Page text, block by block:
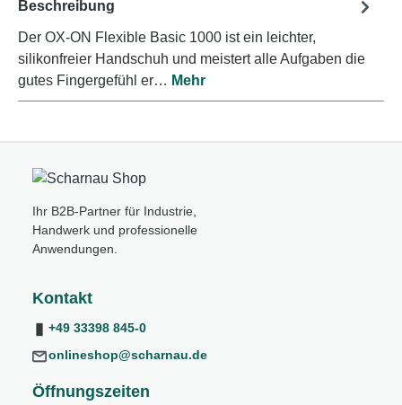
Beschreibung
Der OX-ON Flexible Basic 1000 ist ein leichter,
silikonfreier Handschuh und meistert alle Aufgaben die
gutes Fingergefühl er… Mehr
Ihr B2B-Partner für Industrie,
Handwerk und professionelle
Anwendungen.
Kontakt
+49 33398 845-0
onlineshop@scharnau.de
Öffnungszeiten